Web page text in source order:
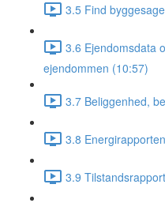
3.5 Find
3.6 Ejendomsdata
ejendommen (10:57)
3.7 Beliggenhed,
3.8
3.9